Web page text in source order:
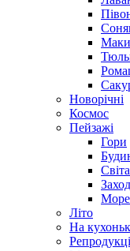
Маки
Новорічні
Космос
Пейзажі
Гори
Море
Літо
На